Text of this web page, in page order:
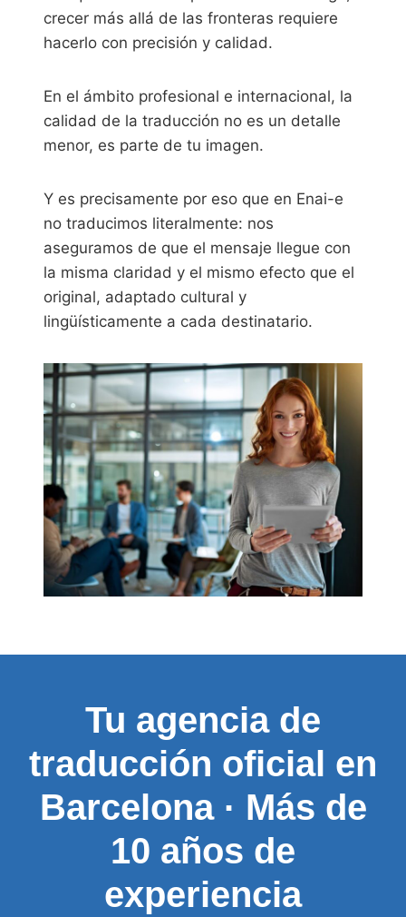
crecer más allá de las fronteras requiere
hacerlo con precisión y calidad.
En el ámbito profesional e internacional, la
calidad de la traducción no es un detalle
menor, es parte de tu imagen.
Y es precisamente por eso que en Enai-e
no traducimos literalmente: nos
aseguramos de que el mensaje llegue con
la misma claridad y el mismo efecto que el
original, adaptado cultural y
lingüísticamente a cada destinatario.
Tu agencia de
traducción oficial en
Barcelona · Más de
10 años de
experiencia